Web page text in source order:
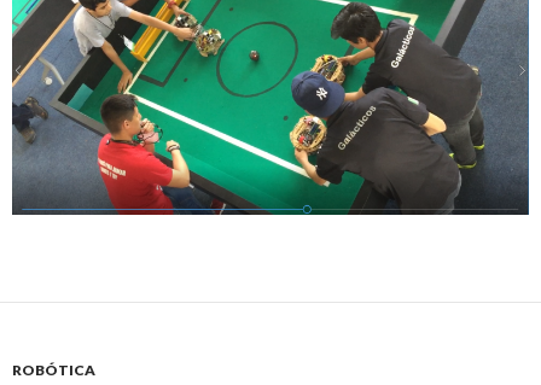
ROBÓTICA